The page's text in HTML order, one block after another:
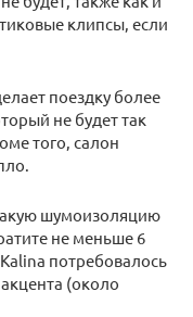
клипсы, если
поездку более
не будет так
того, салон
шумоизоляцию
не меньше 6
потребовалось
(около